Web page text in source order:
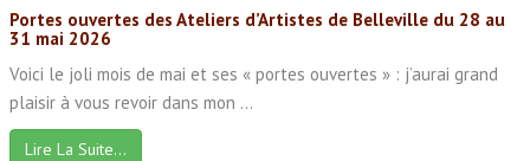
Portes ouvertes des Ateliers d’Artistes de Belleville du 28 au
31 mai 2026
Voici le joli mois de mai et ses « portes ouvertes » : j’aurai grand
plaisir à vous revoir dans mon ...
Lire La Suite…